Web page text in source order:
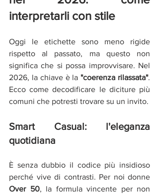
interpretarli con stile
Oggi le etichette sono meno rigide
rispetto al passato, ma questo non
significa che si possa improvvisare. Nel
2026, la chiave è la "coerenza rilassata".
Ecco come decodificare le diciture più
comuni che potresti trovare su un invito.
Smart Casual: l'eleganza
quotidiana
È senza dubbio il codice più insidioso
Over 50, la formula vincente per non